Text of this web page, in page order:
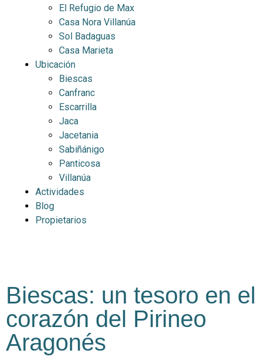
El Refugio de Max
Casa Nora Villanúa
Sol Badaguas
Casa Marieta
Ubicación
Biescas
Canfranc
Escarrilla
Jaca
Jacetania
Sabiñánigo
Panticosa
Villanúa
Actividades
Blog
Propietarios
Biescas: un tesoro en el
corazón del Pirineo
Aragonés